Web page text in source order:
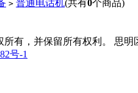
> 普通电话机(共有0个商品)
所有，并保留所有权利。 思
号-1